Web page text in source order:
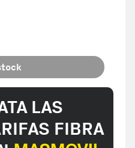
LAS
FIBRA